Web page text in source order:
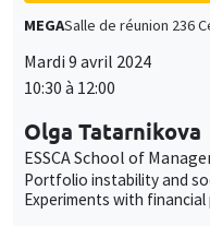
MEGASalle de réunion 236
Mardi 9 avril 2024
10:30 à 12:00
Olga Tatarnikova
ESSCA School of
Portfolio instability and
Experiments with